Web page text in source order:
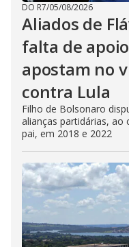
DO R7/05/08/2026
Aliados de
falta de
apostam no
contra Lula
Filho de Bolsonaro
alianças partidárias, ao
pai, em 2018 e 2022